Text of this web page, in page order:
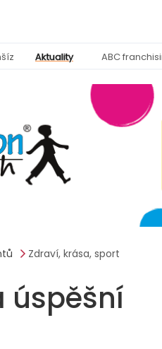
Aktuality ABC
Zdraví, krása, sport
úspěšní